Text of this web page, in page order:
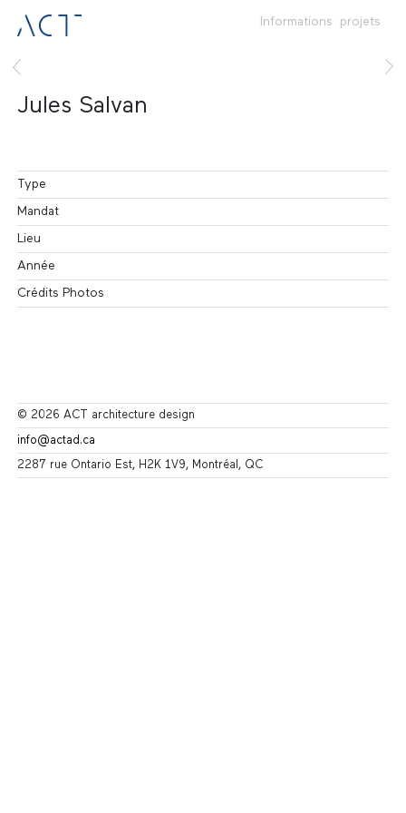
Informations projets
Jules Salvan
Type
Mandat
Lieu
Année
Crédits Photos
© 2026 ACT architecture design
info@actad.ca
2287 rue Ontario Est, H2K 1V9, Montréal, QC